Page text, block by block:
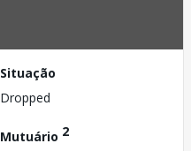
Situação
Dropped
Mutuário 2